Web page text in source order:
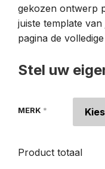
gekozen ontwerp
juiste template
pagina de
Stel uw
MERK *
Product totaal